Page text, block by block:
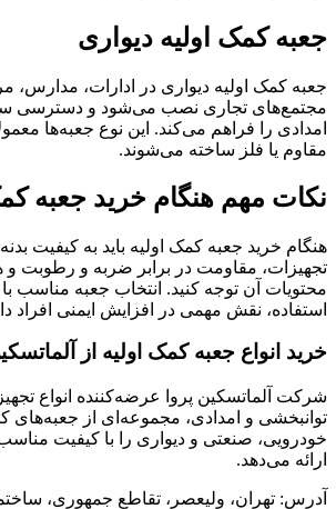
جعبه کمک اولیه دیواری
جعبه کمک اولیه دیواری در ادارات، مدارس،
مجتمع‌های تجاری نصب می‌شود و دسترسی
امدادی را فراهم می‌کند. این نوع جعبه‌ها
مقاوم یا فلز ساخته می‌شوند.
نکات مهم هنگام خرید جعبه
هنگام خرید جعبه کمک اولیه باید به کیفیت
تجهیزات، مقاومت در برابر ضربه و رطوبت و
محتویات آن توجه کنید. انتخاب جعبه مناسب
استفاده، نقش مهمی در افزایش ایمنی افراد
خرید انواع جعبه کمک اولیه از
شرکت آلماتسکین پروا عرضه‌کننده انواع
توانبخشی و امدادی، مجموعه‌ای از جعبه‌های
خودرویی، صنعتی و دیواری را با کیفیت
ارائه می‌دهد.
آدرس: تهران، ولیعصر، تقاطع جمهوری،